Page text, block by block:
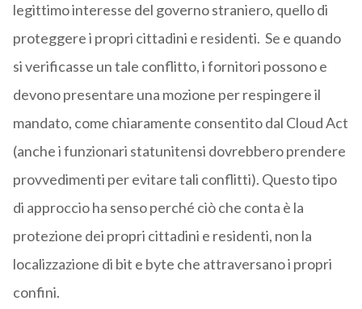
legittimo interesse del governo straniero, quello di
proteggere i propri cittadini e residenti. Se e quando
si verificasse un tale conflitto, i fornitori possono e
devono presentare una mozione per respingere il
mandato, come chiaramente consentito dal Cloud Act
(anche i funzionari statunitensi dovrebbero prendere
provvedimenti per evitare tali conflitti). Questo tipo
di approccio ha senso perché ciò che conta è la
protezione dei propri cittadini e residenti, non la
localizzazione di bit e byte che attraversano i propri
confini.